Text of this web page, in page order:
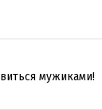
мужиками!